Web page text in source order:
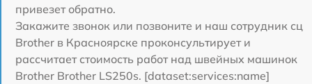
привезет обратно.
Закажите звонок или позвоните и наш сотрудник сц
Brother в Красноярске проконсультирует и
рассчитает стоимость работ над швейных машинок
Brother Brother LS250s. [dataset:services:name]